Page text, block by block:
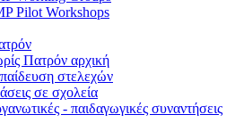
Pilot Workshops
Πατρόν αρχική
στελεχών
σε σχολεία
- παιδαγωγικές συναντήσεις